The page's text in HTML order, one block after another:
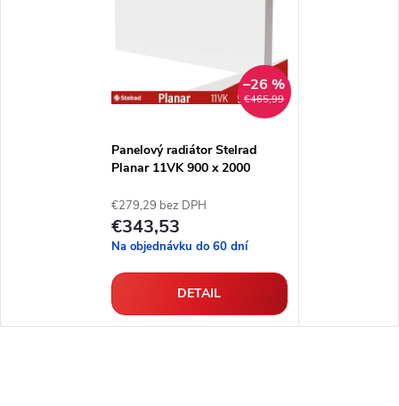
€465,99
–26 %
Panelový radiátor Stelrad
Planar 11VK 900 x 2000
€279,29 bez DPH
€343,53
Na objednávku do 60 dní
DETAIL